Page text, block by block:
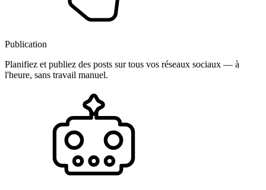
Publication
Planifiez et publiez des posts sur tous vos réseaux sociaux — à
l'heure, sans travail manuel.